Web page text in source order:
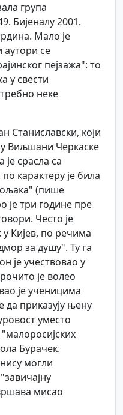
група
Бијеналу 2001.
Мало је
аутори се
пејзажа": то
у свести
неке
Станиславски, који
Виљшани Черкаске
срасла са
карактеру је била
(пише
је три године пре
Често је
у Кијев, по речима
за душу". Ту га
је учествовао у
је волео
је ученицима
да приказују њену
уместо
Бурачек.
могли
мисао